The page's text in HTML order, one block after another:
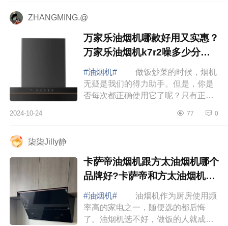
ZHANGMING.@
万家乐油烟机哪款好用又实惠？
万家乐油烟机k7r2噪多少分贝
算正常
#油烟机#
做饭炒菜的时候，烟机
无疑是我们的得力助手。但是，你是
否每次都正确使用它了呢？只有正确
小编为大家介绍下万家乐油烟机哪款
2024-10-24 77 0
柒柒Jilly静
卡萨帝油烟机跟方太油烟机哪个
品牌好?卡萨帝和方太油烟机哪
个好
#油烟机#
油烟机作为厨房使用频
率高的家电之一，随便选的都后悔
了。油烟机选不好，做饭的人就成了